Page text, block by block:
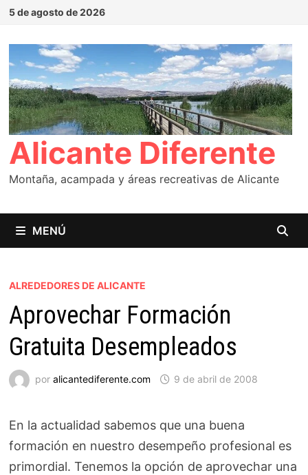
Saltar
contenido
5 de agosto de 2026
Alicante Diferente
Montaña, acampada y áreas recreativas de Alicante
MENÚ
ALREDEDORES DE ALICANTE
Aprovechar Formación
Gratuita Desempleados
por alicantediferente.com 9 de abril de 2008
En la actualidad sabemos que una buena
formación en nuestro desempeño profesional es
primordial. Tenemos la opción de aprovechar una